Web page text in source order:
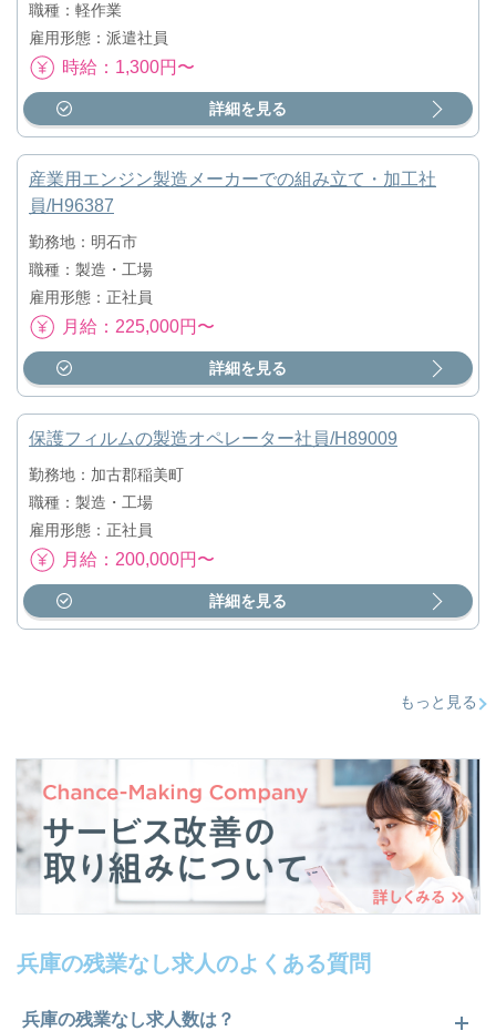
職種：軽作業
雇用形態：派遣社員
時給：1,300円〜
詳細を見る
産業用エンジン製造メーカーでの組み立て・加工社
員/H96387
勤務地：明石市
職種：製造・工場
雇用形態：正社員
月給：225,000円〜
詳細を見る
保護フィルムの製造オペレーター社員/H89009
勤務地：加古郡稲美町
職種：製造・工場
雇用形態：正社員
月給：200,000円〜
詳細を見る
もっと見る
兵庫の残業なし求人のよくある質問
兵庫の残業なし求人数は？